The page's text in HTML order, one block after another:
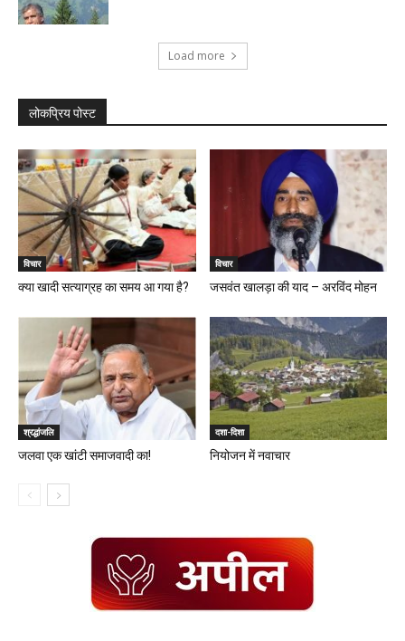
Load more
लोकप्रिय पोस्ट
विचार
क्या खादी सत्याग्रह का समय आ गया है?
विचार
जसवंत खालड़ा की याद – अरविंद मोहन
श्रद्धांजलि
जलवा एक खांटी समाजवादी का!
दशा-दिशा
नियोजन में नवाचार